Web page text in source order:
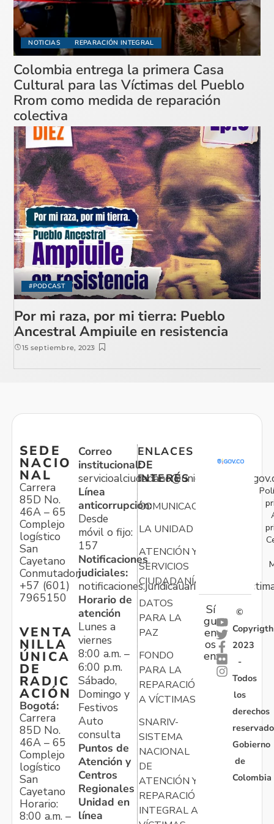
NOTICIAS REPARACIÓN INTEGRAL
Colombia entrega la primera Casa
Cultural para las Víctimas del Pueblo
Rrom como medida de reparación
colectiva
#PODCAST
Por mi raza, por mi tierra: Pueblo
Ancestral Ampiuile en resistencia
15 septiembre, 2023
SEDE
NACIO
NAL
Carrera
85D No.
46A – 65
Complejo
logístico
San
Cayetano
Conmutador:
+57 (601)
7965150
VENTA
NILLA
ÚNICA
DE
RADIC
ACIÓN
Bogotá:
Carrera
85D No.
46A – 65
Complejo
logístico
San
Cayetano
Horario:
8:00 a.m. –
Correo
institucional:
Línea
anticorrupción:
Desde
móvil o fijo:
157
Notificaciones
judiciales:
Horario de
atención
Lunes a
viernes
8:00 a.m. –
6:00 p.m.
Sábado,
Domingo y
Festivos
Auto
consulta
Puntos de
Atención y
Centros
Regionales
Unidad en
línea
ENLACES
DE
INTERÉS
COMUNICACIONES
LA UNIDAD
ATENCIÓN Y
SERVICIOS
CIUDADANÍA
DATOS
PARA LA
PAZ
FONDO
PARA LA
REPARACIÓN
A VÍCTIMAS
SNARIV-
SISTEMA
NACIONAL
DE
ATENCIÓN Y
REPARACIÓN
INTEGRAL A
Sí
gu
en
os
en:
©
Copyrigth
2023
-
Todos
los
derechos
Gobierno
de
Colombia